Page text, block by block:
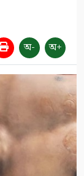
অ- অ+